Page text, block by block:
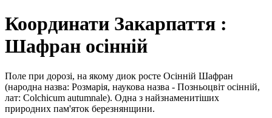
Координати Закарпаття :
Шафран осінній
Поле при дорозі, на якому диок росте Осінній Шафран
(народна назва: Розмарія, наукова назва - Позньоцвіт осінній,
лат: Colchicum autumnale). Одна з найзнаменитіших
природних пам'яток березнянщини.